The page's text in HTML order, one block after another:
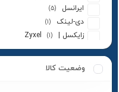
ایرانسل (5)
دی-لینک (1)
زایکسل | Zyxel (1)
عمانتل | Omantel (1)
لینوتک | Leanotek
وضعیت کالا